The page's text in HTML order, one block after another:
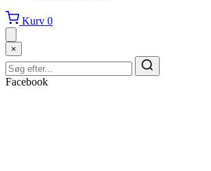
Kurv 0
×
Facebook